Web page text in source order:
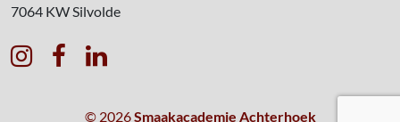
7064 KWSilvolde
  
© 2026Smaakacademie Achterhoek